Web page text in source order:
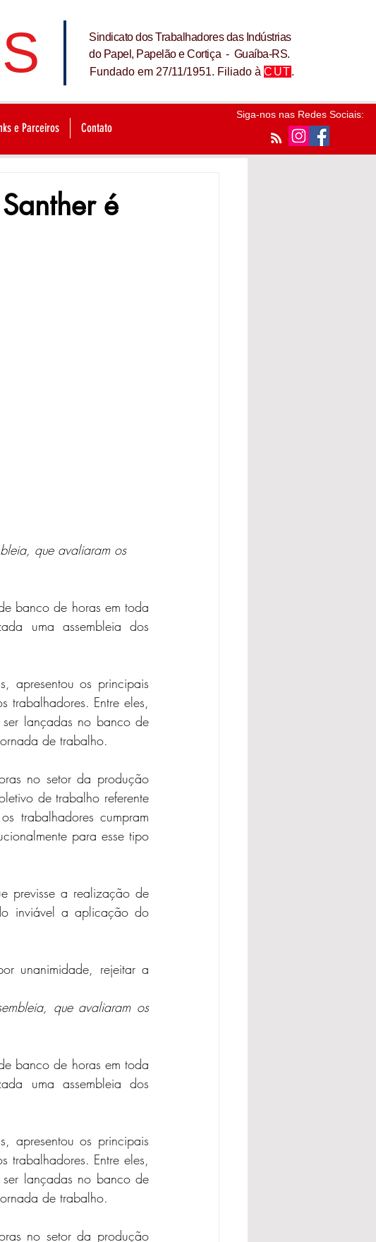
Sindicato dos Trabalhadores das Indústrias
do Papel, Papelão e Cortiça - Guaíba-RS.
Fundado em 27/11/1951. Filiado à CUT.
e Parceiros Contato
Siga-nos nas Redes Sociais:
é
que avaliaram os
banco de horas em toda
uma assembleia dos
apresentou os principais
Entre eles,
lançadas no banco de
de trabalho.
no setor da produção
de trabalho referente
trabalhadores cumpram
para esse tipo
previsse a realização de
inviável a aplicação do
unanimidade, rejeitar a
que avaliaram os
banco de horas em toda
uma assembleia dos
apresentou os principais
Entre eles,
lançadas no banco de
de trabalho.
no setor da produção